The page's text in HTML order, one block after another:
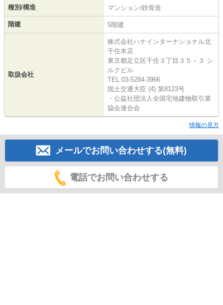
種別/構造 マンション/鉄骨造
階建 5階建
取扱会社
株式会社ハナインターナショナル北
千住本店
東京都足立区千住３丁目３５－３ シ
ルクビル
TEL:03-5284-3966
国土交通大臣 (4) 第8123号
・公益社団法人全国宅地建物取引業
協会連合会
情報の見方
メールでお問い合わせする(無料)
電話でお問い合わせする